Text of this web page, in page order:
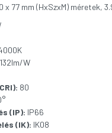
77 mm (HxSzxM) méretek,
132lm/W
80
(IP): IP66
(IK): IK08